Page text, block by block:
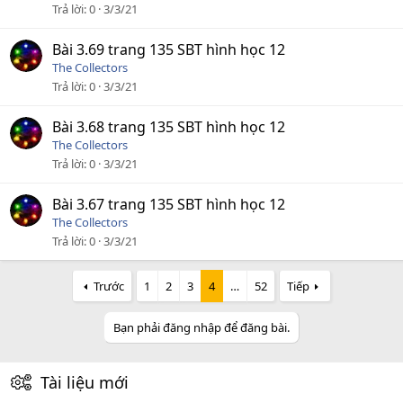
Trả lời 0 3/3/21
Bài 3.69 trang 135 SBT hình học 12
The Collectors
Trả lời 0 3/3/21
Bài 3.68 trang 135 SBT hình học 12
The Collectors
Trả lời 0 3/3/21
Bài 3.67 trang 135 SBT hình học 12
The Collectors
Trả lời 0 3/3/21
Trước 1 2 3 4 … 52 Tiếp
Bạn phải đăng nhập để đăng bài.
Tài liệu mới